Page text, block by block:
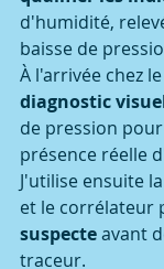
d'humidité,
baisse de
À l'arrivée chez
diagnostic
de pression
présence réelle
J'utilise ensuite
et le corrélateur
suspecte avant
traceur.